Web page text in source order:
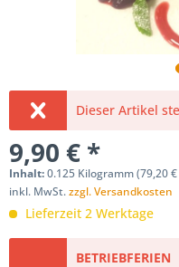
Dieser Artikel
9,90 € *
Inhalt:0.125 Kilogramm (79,20
inkl. MwSt.zzgl. Versandkosten
Lieferzeit 2 Werktage
BETRIEBFERIEN